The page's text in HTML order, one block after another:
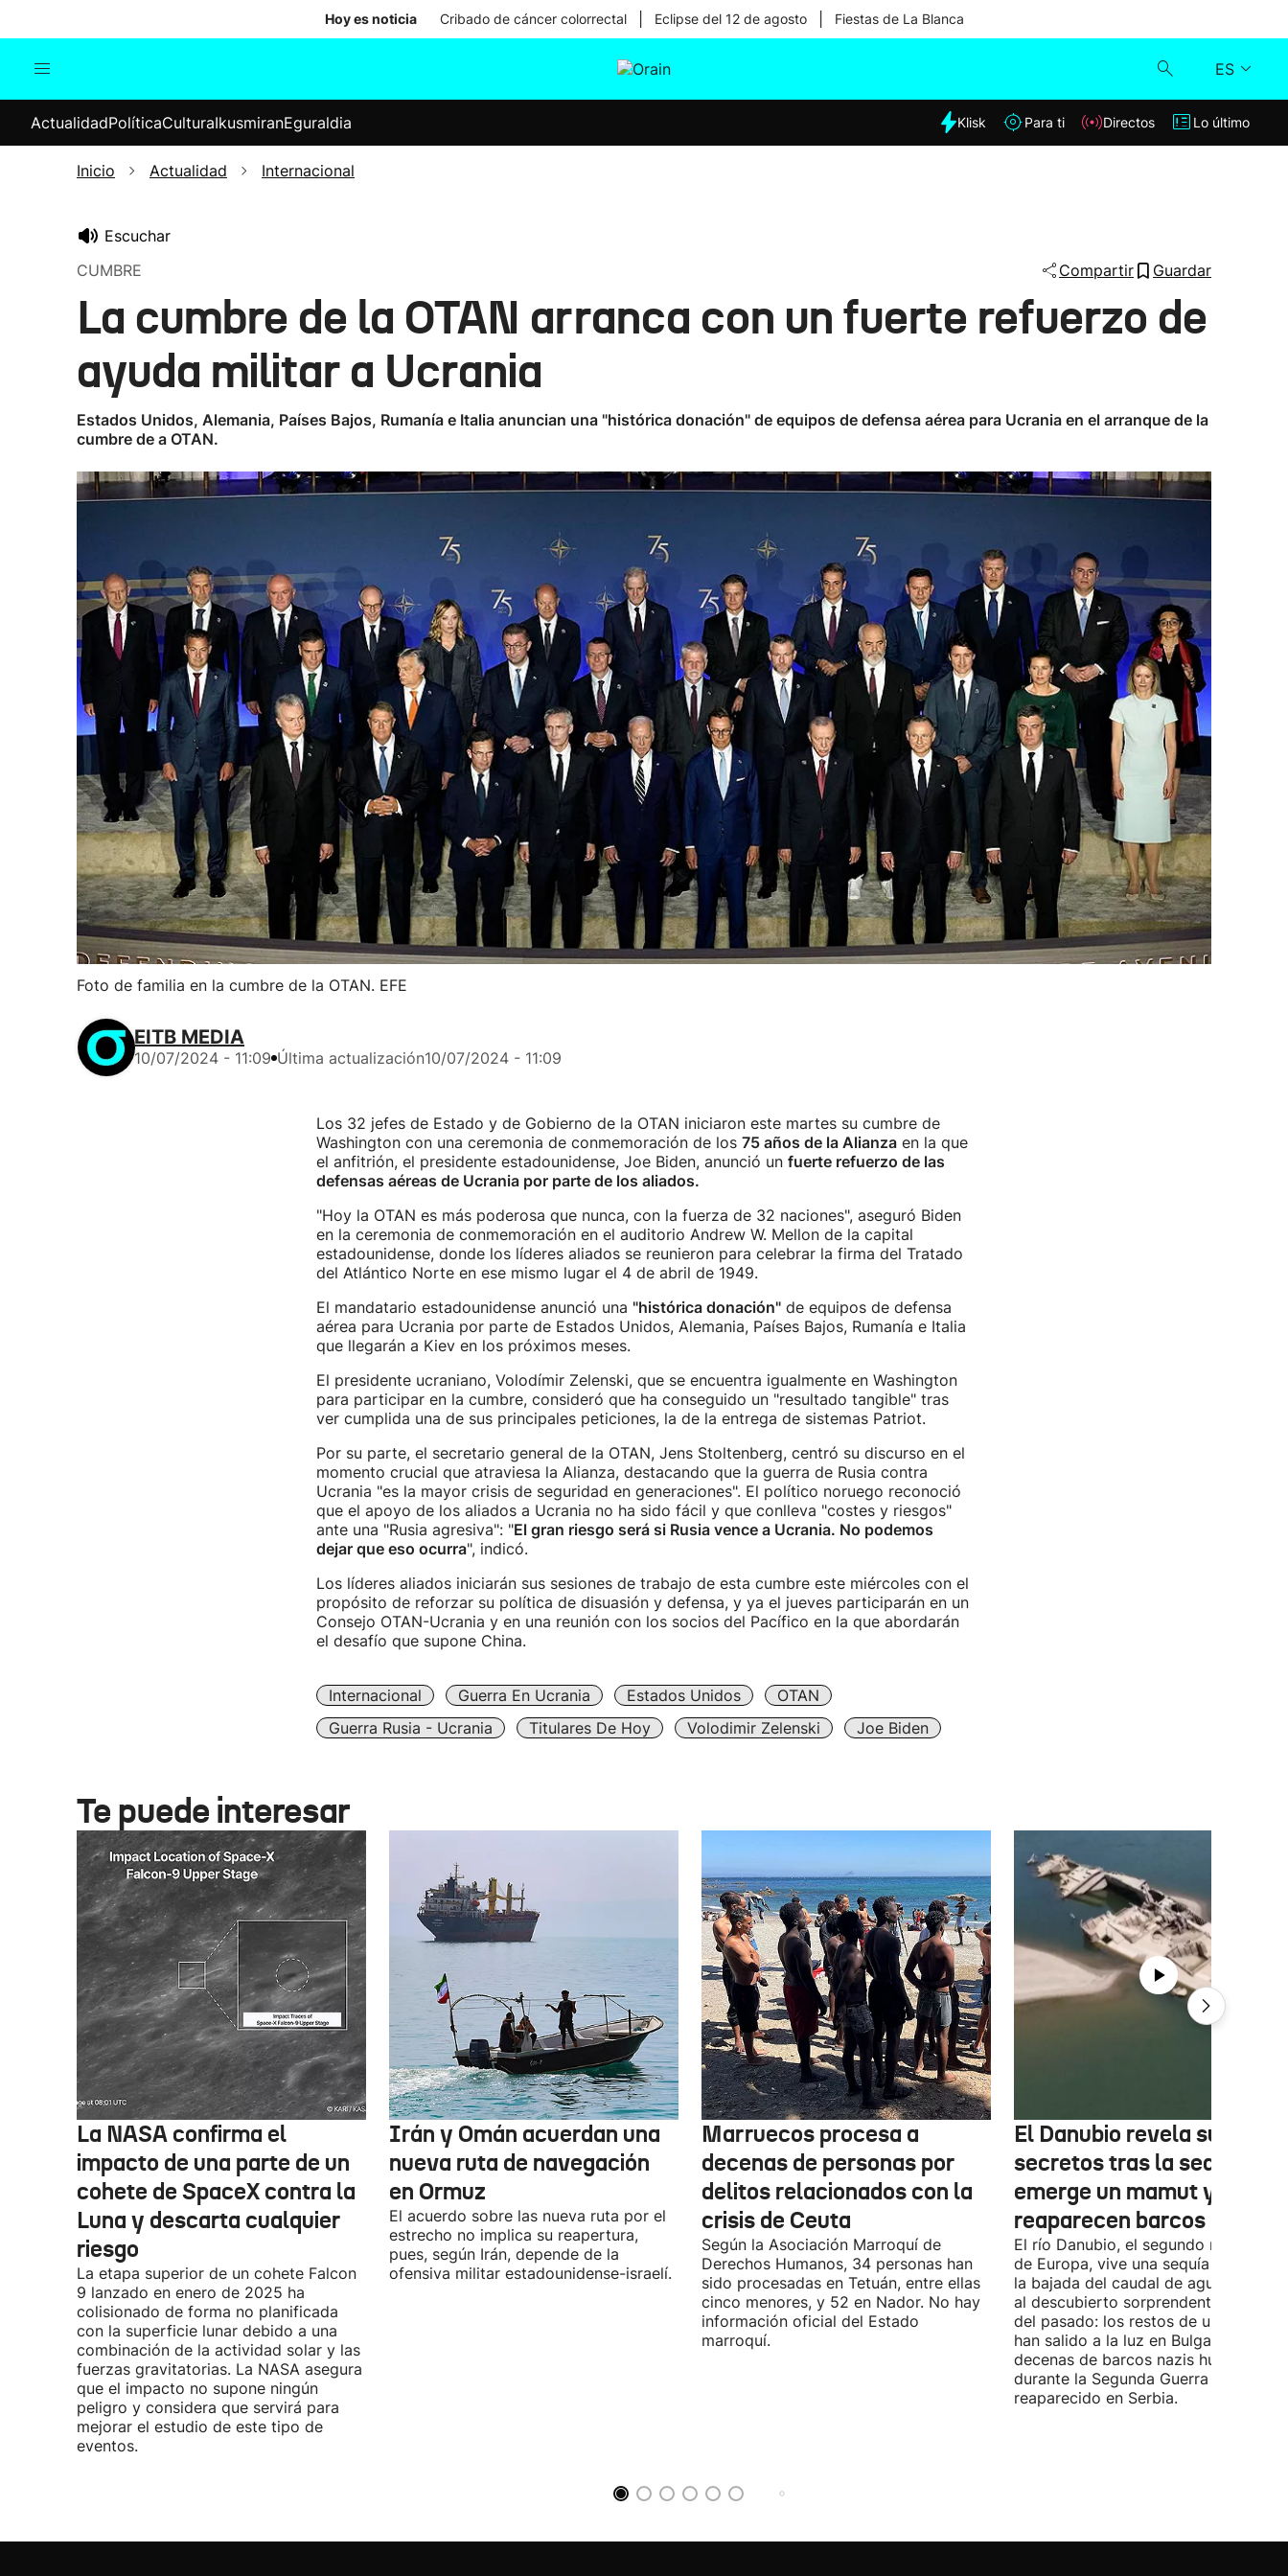
Hoy es noticia Cribado de cáncer colorrectal Eclipse del 12 de agosto Fiestas de La Blanca
ES
Internacional
Elecciones
Klisk
Lo último
ActualidadPolíticaCulturaIkusmiranEguraldia Klisk Para ti Directos Lo último
Inicio Actualidad Internacional
Escuchar
CUMBRE
Compartir Guardar
La cumbre de la OTAN arranca con un fuerte refuerzo de
ayuda militar a Ucrania
Estados Unidos, Alemania, Países Bajos, Rumanía e Italia anuncian una "histórica donación" de equipos de defensa aérea para Ucrania en el arranque de la
cumbre de a OTAN.
Foto de familia en la cumbre de la OTAN. EFE
EITB MEDIA
10/07/2024 - 11:09 Última actualización10/07/2024 - 11:09
Los 32 jefes de Estado y de Gobierno de la OTAN iniciaron este martes su cumbre de
Washington con una ceremonia de conmemoración de los 75 años de la Alianzaen la que
el anfitrión, el presidente estadounidense, Joe Biden, anunció un fuerte refuerzo de las
defensas aéreas de Ucrania por parte de los aliados.
"Hoy la OTAN es más poderosa que nunca, con la fuerza de 32 naciones", aseguró Biden
en la ceremonia de conmemoración en el auditorio Andrew W. Mellon de la capital
estadounidense, donde los líderes aliados se reunieron para celebrar la firma del Tratado
del Atlántico Norte en ese mismo lugar el 4 de abril de 1949.
El mandatario estadounidense anunció una "histórica donación"de equipos de defensa
aérea para Ucrania por parte de Estados Unidos, Alemania, Países Bajos, Rumanía e Italia
que llegarán a Kiev en los próximos meses.
El presidente ucraniano, Volodímir Zelenski, que se encuentra igualmente en Washington
para participar en la cumbre, consideró que ha conseguido un "resultado tangible" tras
ver cumplida una de sus principales peticiones, la de la entrega de sistemas Patriot.
Por su parte, el secretario general de la OTAN, Jens Stoltenberg, centró su discurso en el
momento crucial que atraviesa la Alianza, destacando que la guerra de Rusia contra
Ucrania "es la mayor crisis de seguridad en generaciones". El político noruego reconoció
que el apoyo de los aliados a Ucrania no ha sido fácil y que conlleva "costes y riesgos"
ante una "Rusia agresiva": "El gran riesgo será si Rusia vence a Ucrania. No podemos
dejar que eso ocurra", indicó.
Los líderes aliados iniciarán sus sesiones de trabajo de esta cumbre este miércoles con el
propósito de reforzar su política de disuasión y defensa, y ya el jueves participarán en un
Consejo OTAN-Ucrania y en una reunión con los socios del Pacífico en la que abordarán
el desafío que supone China.
Internacional Guerra En Ucrania Estados Unidos
OTAN
Guerra Rusia - Ucrania
Titulares De Hoy Volodimir Zelenski Joe Biden
Te puede interesar
La NASA confirma el
impacto de una parte de un
cohete de SpaceX contra la
Luna y descarta cualquier
riesgo
La etapa superior de un cohete Falcon
9 lanzado en enero de 2025 ha
colisionado de forma no planificada
con la superficie lunar debido a una
combinación de la actividad solar y las
fuerzas gravitatorias. La NASA asegura
que el impacto no supone ningún
peligro y considera que servirá para
mejorar el estudio de este tipo de
eventos.
Irán y Omán acuerdan una
nueva ruta de navegación
en Ormuz
El acuerdo sobre las nueva ruta por el
estrecho no implica su reapertura,
pues, según Irán, depende de la
ofensiva militar estadounidense-israelí.
Marruecos procesa a
decenas de personas por
delitos relacionados con la
crisis de Ceuta
Según la Asociación Marroquí de
Derechos Humanos, 34 personas han
sido procesadas en Tetuán, entre ellas
cinco menores, y 52 en Nador. No hay
información oficial del Estado
marroquí.
El Danubio revela sus
secretos tras la sequía:
emerge un mamut y
reaparecen barcos nazis
El río Danubio, el segundo más largo
de Europa, vive una sequía histórica
la bajada del caudal de agua ha
al descubierto sorprendentes
del pasado: los restos de un mamut
han salido a la luz en Bulgaria y
decenas de barcos nazis hundidos
durante la Segunda Guerra Mundial
reaparecido en Serbia.